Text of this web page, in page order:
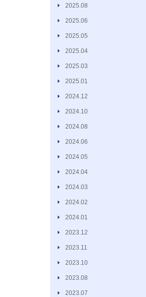
2025.08
2025.06
2025.05
2025.04
2025.03
2025.01
2024.12
2024.10
2024.08
2024.06
2024.05
2024.04
2024.03
2024.02
2024.01
2023.12
2023.11
2023.10
2023.08
2023.07